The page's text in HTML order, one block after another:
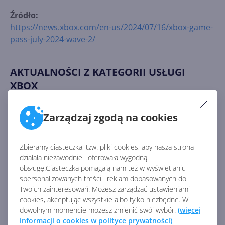
Zarządzaj zgodą na cookies
Zbieramy ciasteczka, tzw. pliki cookies, aby nasza strona
działała niezawodnie i oferowała wygodną
obsługę.Ciasteczka pomagają nam też w wyświetlaniu
spersonalizowanych treści i reklam dopasowanych do
Twoich zainteresowań. Możesz zarządzać ustawieniami
cookies, akceptując wszystkie albo tylko niezbędne. W
dowolnym momencie możesz zmienić swój wybór. (więcej
informacji o cookies w polityce prywatności)
Źródło:
https://news.xbox.com/en-us/2024/07/16/xbox-game-
pass-july-2024-wave-2/
AKTUALNOŚCI Z KATEGORII USŁUGI
XBOX
Xbox Cloud Gaming pozwala
Nowe awatary Xbox zostaną
usunięte